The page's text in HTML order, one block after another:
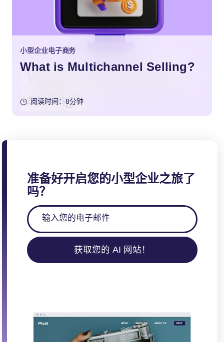
小型企业电子商务
What is Multichannel Selling?
阅读时间：8分钟
准备好开启您的小型企业之旅了
吗？
获取您的 AI 网站！